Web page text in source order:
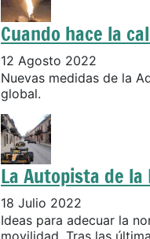
Cuando hace la
12 Agosto 2022
Nuevas medidas de la
global.
La Autopista de la
18 Julio 2022
Ideas para adecuar la
movilidad. Tras las